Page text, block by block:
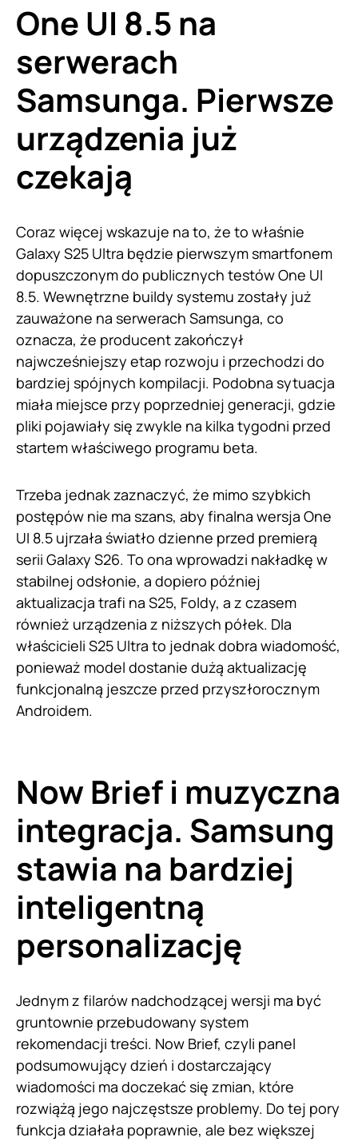
One UI 8.5 na
serwerach
Samsunga. Pierwsze
urządzenia już
czekają
Coraz więcej wskazuje na to, że to właśnie
Galaxy S25 Ultra będzie pierwszym smartfonem
dopuszczonym do publicznych testów One UI
8.5. Wewnętrzne buildy systemu zostały już
zauważone na serwerach Samsunga, co
oznacza, że producent zakończył
najwcześniejszy etap rozwoju i przechodzi do
bardziej spójnych kompilacji. Podobna sytuacja
miała miejsce przy poprzedniej generacji, gdzie
pliki pojawiały się zwykle na kilka tygodni przed
startem właściwego programu beta.
Trzeba jednak zaznaczyć, że mimo szybkich
postępów nie ma szans, aby finalna wersja One
UI 8.5 ujrzała światło dzienne przed premierą
serii Galaxy S26. To ona wprowadzi nakładkę w
stabilnej odsłonie, a dopiero później
aktualizacja trafi na S25, Foldy, a z czasem
również urządzenia z niższych półek. Dla
właścicieli S25 Ultra to jednak dobra wiadomość,
ponieważ model dostanie dużą aktualizację
funkcjonalną jeszcze przed przyszłorocznym
Androidem.
Now Brief i muzyczna
integracja. Samsung
stawia na bardziej
inteligentną
personalizację
Jednym z filarów nadchodzącej wersji ma być
gruntownie przebudowany system
rekomendacji treści. Now Brief, czyli panel
podsumowujący dzień i dostarczający
wiadomości ma doczekać się zmian, które
rozwiążą jego najczęstsze problemy. Do tej pory
funkcja działała poprawnie, ale bez większej